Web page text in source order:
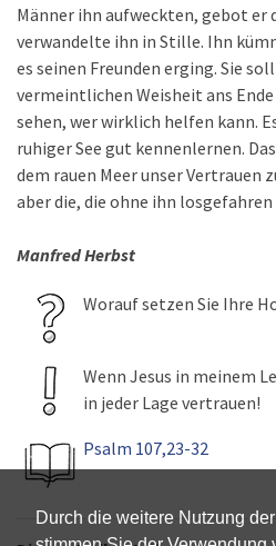
Durch die weitere Nutzung
Männer ihn aufweckten, gebot er
verwandelte ihn in Stille. Ihn
es seinen Freunden erging. Sie
vermeintlichen Weisheit ans
sehen, wer wirklich helfen kann.
ruhiger See gut kennenlernen.
dem rauen Meer unser Vertrauen
aber die, die ohne ihn losgefahren
Manfred Herbst
Worauf setzen Sie Ihre
Wenn Jesus in meinem
in jeder Lage vertrauen!
Psalm 107,23-32